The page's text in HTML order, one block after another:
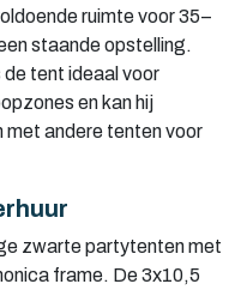
ruimte voor 35–
staande opstelling.
tent ideaal voor
en kan hij
met andere tenten voor
zwarte partytenten met
frame. De 3x10,5